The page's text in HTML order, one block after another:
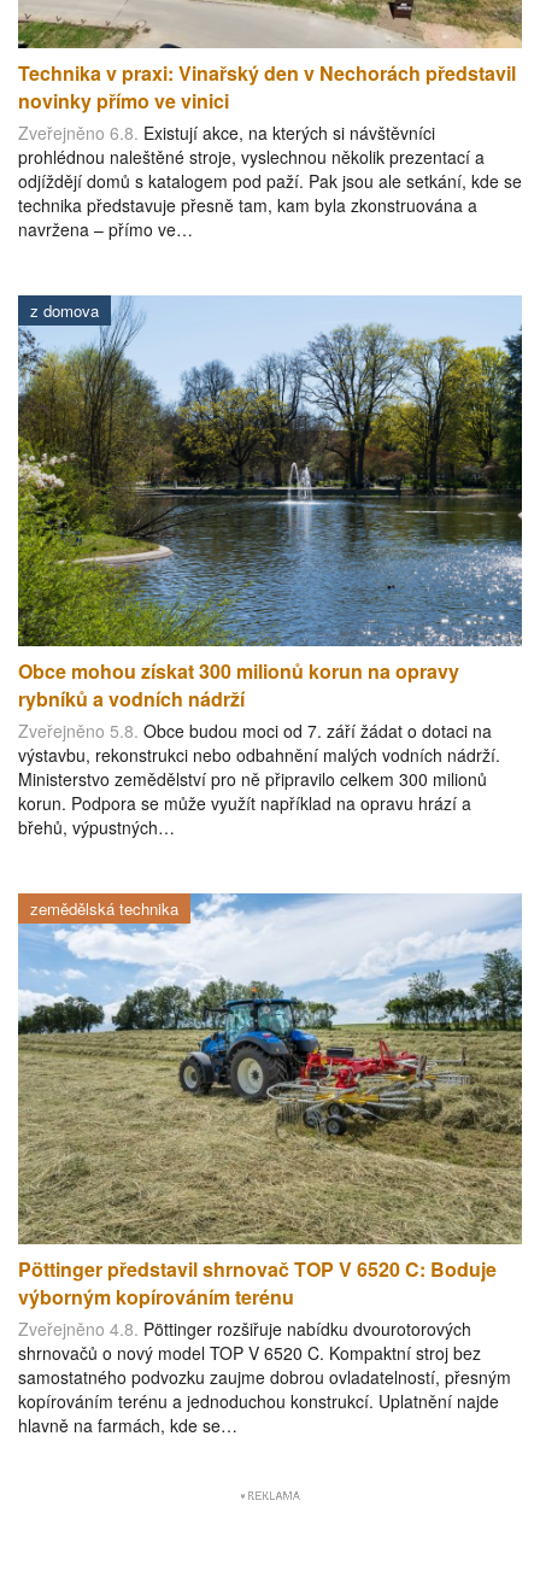
Technika v praxi: Vinařský den v Nechorách představil
novinky přímo ve vinici
Zveřejněno 6.8. Existují akce, na kterých si návštěvníci
prohlédnou naleštěné stroje, vyslechnou několik prezentací a
odjíždějí domů s katalogem pod paží. Pak jsou ale setkání, kde se
technika představuje přesně tam, kam byla zkonstruována a
navržena – přímo ve…
z domova
Obce mohou získat 300 milionů korun na opravy
rybníků a vodních nádrží
Zveřejněno 5.8. Obce budou moci od 7. září žádat o dotaci na
výstavbu, rekonstrukci nebo odbahnění malých vodních nádrží.
Ministerstvo zemědělství pro ně připravilo celkem 300 milionů
korun. Podpora se může využít například na opravu hrází a
břehů, výpustných…
zemědělská technika
Pöttinger představil shrnovač TOP V 6520 C: Boduje
výborným kopírováním terénu
Zveřejněno 4.8. Pöttinger rozšiřuje nabídku dvourotorových
shrnovačů o nový model TOP V 6520 C. Kompaktní stroj bez
samostatného podvozku zaujme dobrou ovladatelností, přesným
kopírováním terénu a jednoduchou konstrukcí. Uplatnění najde
hlavně na farmách, kde se…